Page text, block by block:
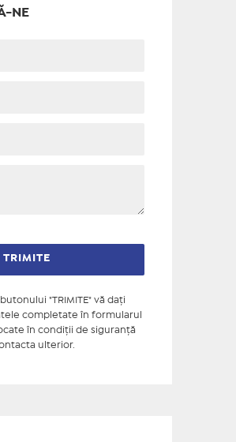
NE
"TRIMITE" vă daţi
completate în formularul
în condiţii de siguranţă
ulterior.